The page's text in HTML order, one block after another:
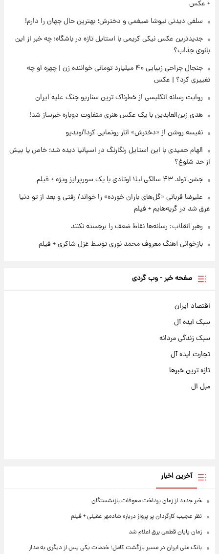
فال روزانه واقعی یکشنبه ۱۸ مرداد ۱۴۰۵
جدول
لیونل مسی عزادار شد! + جزئیات
+ عکس
سلفی دیدنی نیوشا ضیغمی و دخترش؛ بهترین حال جهان را دارم!
جدیدترین عکس نیکی کریمی با استایل تازه در باشگاه؛ چه خبر از این
بانوی جذاب؟
جنجال جراحی زیبایی ۴۰ میلیارد تومانی خواننده زن | چهره او چه
تغییری کرد؟ | عکس
روایت رسانه انگلیسی از خطرناک ترین سناریو جنگ علیه ایران
هدی زین‌العابدین با یک عکس هنری متفاوت دوباره خبرساز شد!
نفیسه روشن از «دخترش» انار رونمایی کرد!/ویدیو
الهام حمیدی با این استایل رنگارنگ در اسپانیا دیده شد؛ خاص یا بیش
از حد شلوغ؟
جشن تولد ۴۳ سالگی لیلا اوتادی با یک سورپرایز ویژه + فیلم
علیرضا قربانی «گل‌های باران خورده» را خواند/ رفتی و بعد از تو دنیا
غرق شد در گریه‌هایم + فیلم
رهبر انقلاب: رسانه‌ها نقاط ضعف را برجسته نکنند
بازخوانی آهنگ معروف محمد نوری توسط غزل شاکری + فیلم
صفحه خبر - وب گردی
اقتصاد ایران
سبک ایده آل
سبک زندگی مردانه
تجارت ایده آل
تازه ترین خبرها
مبل ال
آخرین اخبار
خبر جدید از زمان پرداخت معوقات بازنشستگان
نظر عجیب کارگردان پر پرواز درباره شادمهر عقیلی + فیلم
زمان پایان قطعی برق اعلام شد
بانک ملی ایران در مسیر بازگشت کامل؛ خدمات یکی پس از دیگری به مدار